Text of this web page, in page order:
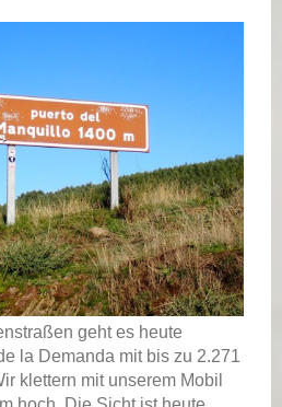
geht es heute
la Demanda mit bis zu 2.271
klettern mit unserem Mobil